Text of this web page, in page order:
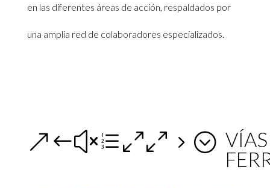
en las diferentes áreas de acción, respaldados por
una amplia red de colaboradores especializados.
&#xe005; VÍAS